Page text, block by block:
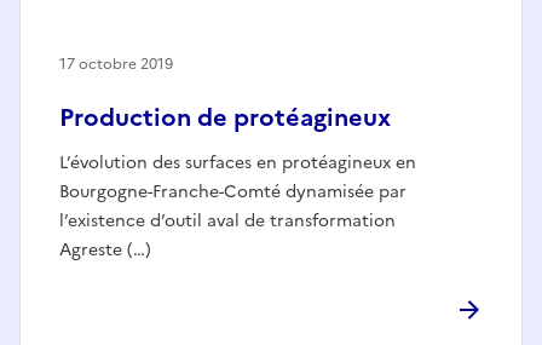
Production de protéagineux
L’évolution des surfaces en protéagineux en
Bourgogne-Franche-Comté dynamisée par
l’existence d’outil aval de transformation
Agreste (…)
17 octobre 2019